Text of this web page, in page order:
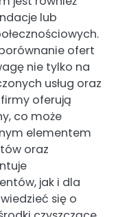
lub
ofert
nie tylko na
usług oraz
oferują
co może
elementem
oraz
jak i dla
się o